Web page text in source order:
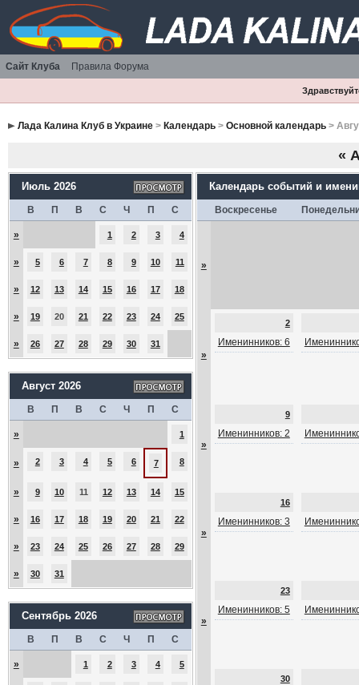
Сайт Клуба Правила Форума
Лада Калина Клуб в Украине> Календарь> Основной календарь>
«
Июль 2026
В П В С Ч П С
» 1 2 3 4
» 5 6 7 8 9 10 11
» 12 13 14 15 16 17 18
» 19 20 21 22 23 24 25
» 26 27 28 29 30 31
Август 2026
В П В С Ч П С
» 1
» 2 3 4 5 6 7 8
» 9 10 11 12 13 14 15
» 16 17 18 19 20 21 22
» 23 24 25 26 27 28 29
» 30 31
Сентябрь 2026
В П В С Ч П С
» 1 2 3 4 5
Календарь событий и
Воскресенье
»
»
2
Именинников: 6
»
9
Именинников: 2
»
16
Именинников: 3
»
23
Именинников: 5
30